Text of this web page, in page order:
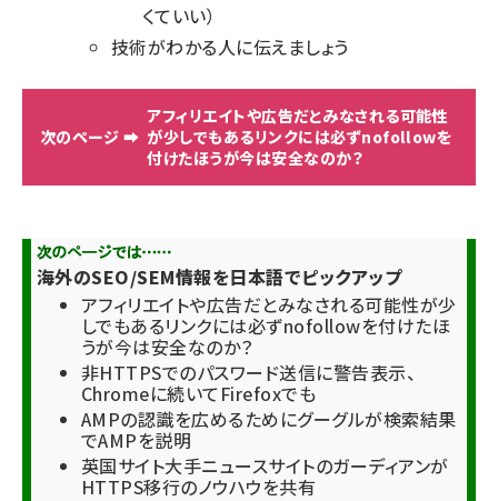
くていい）
技術がわかる人に伝えましょう
アフィリエイトや広告だとみなされる可能性
が少しでもあるリンクには必ずnofollowを
付けたほうが今は安全なのか？
海外のSEO/SEM情報を日本語でピックアップ
アフィリエイトや広告だとみなされる可能性が少
しでもあるリンクには必ずnofollowを付けたほ
うが今は安全なのか？
非HTTPSでのパスワード送信に警告表示、
Chromeに続いてFirefoxでも
AMPの認識を広めるためにグーグルが検索結果
でAMPを説明
英国サイト大手ニュースサイトのガーディアンが
HTTPS移行のノウハウを共有